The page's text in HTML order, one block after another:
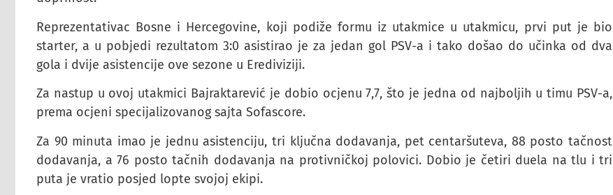
Reprezentativac Bosne i Hercegovine, koji podiže formu iz utakmice u utakmicu, prvi put je bio
starter, a u pobjedi rezultatom 3:0 asistirao je za jedan gol PSV-a i tako došao do učinka od dva
gola i dvije asistencije ove sezone u Erediviziji.
Za nastup u ovoj utakmici Bajraktarević je dobio ocjenu 7,7, što je jedna od najboljih u timu PSV-a,
prema ocjeni specijalizovanog sajta Sofascore.
Za 90 minuta imao je jednu asistenciju, tri ključna dodavanja, pet centaršuteva, 88 posto tačnost
dodavanja, a 76 posto tačnih dodavanja na protivničkoj polovici. Dobio je četiri duela na tlu i tri
puta je vratio posjed lopte svojoj ekipi.